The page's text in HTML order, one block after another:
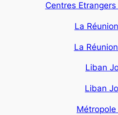
Centres
La
La
Liban
Liban
Métropole